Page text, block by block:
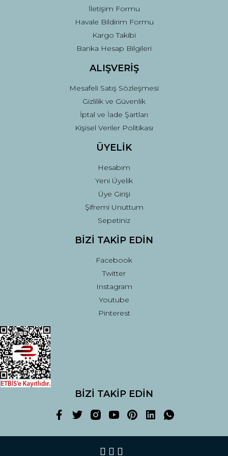
Gönder
İletişim Formu
Havale Bildirim Formu
Kargo Takibi
Banka Hesap Bilgileri
ALIŞVERİŞ
Mesafeli Satış Sözleşmesi
Gizlilik ve Güvenlik
İptal ve İade Şartları
Kişisel Veriler Politikası
ÜYELİK
Hesabım
Yeni Üyelik
Üye Girişi
Şifremi Unuttum
Sepetiniz
BİZİ TAKİP EDİN
Facebook
Twitter
Instagram
Youtube
Pinterest
BİZİ TAKİP EDİN